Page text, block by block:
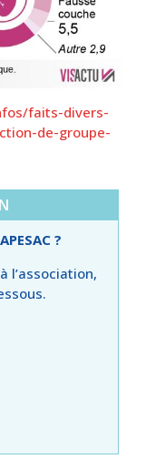
faits-divers-
de-groupe-
?
l’association,